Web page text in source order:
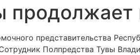
продолжает
представительства
Полпредства Тувы